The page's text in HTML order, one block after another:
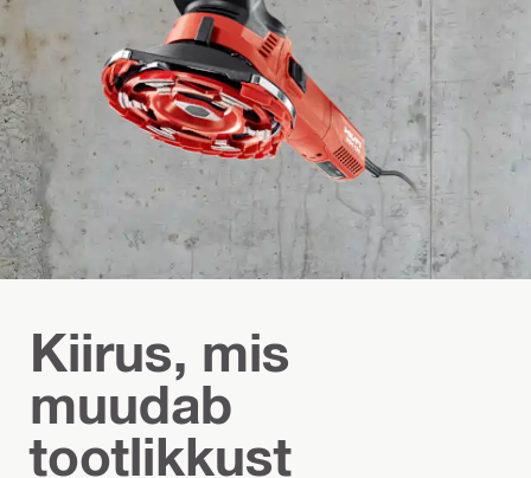
Kiirus, mis
muudab
tootlikkust